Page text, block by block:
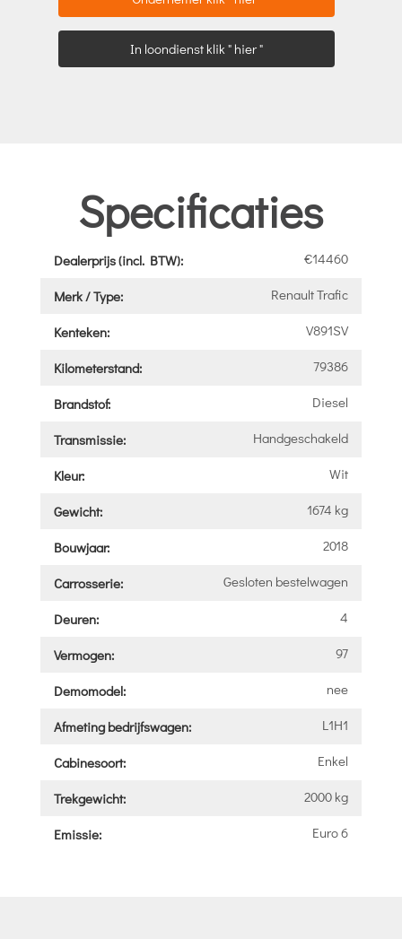
In loondienst klik " hier "
Specificaties
Dealerprijs (incl. BTW): €14460
Merk / Type: Renault Trafic
Kenteken: V891SV
Kilometerstand: 79386
Brandstof: Diesel
Transmissie: Handgeschakeld
Kleur: Wit
Gewicht: 1674 kg
Bouwjaar: 2018
Carrosserie: Gesloten bestelwagen
Deuren: 4
Vermogen: 97
Demomodel: nee
Afmeting bedrijfswagen: L1H1
Cabinesoort: Enkel
Trekgewicht: 2000 kg
Emissie: Euro 6